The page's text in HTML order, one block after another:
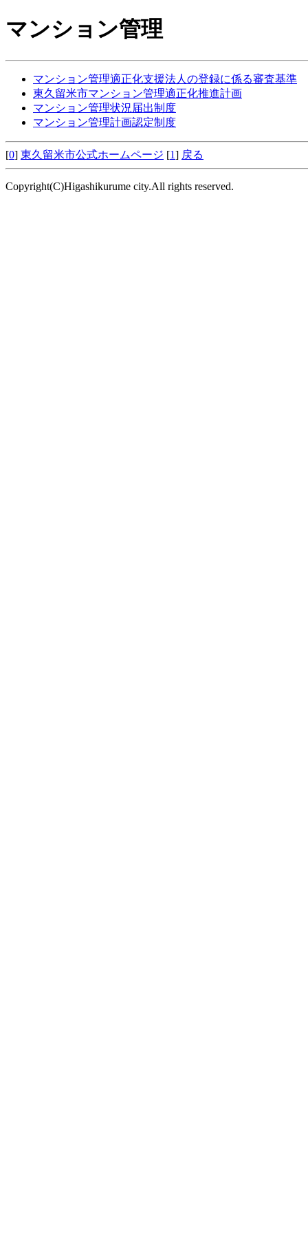
マンション管理
マンション管理適正化支援法人の登録に係る審査基準
東久留米市マンション管理適正化推進計画
マンション管理状況届出制度
マンション管理計画認定制度
[0] 東久留米市公式ホームページ [1] 戻る
Copyright(C)Higashikurume city.All rights reserved.